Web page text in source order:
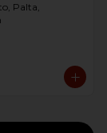
Palta,